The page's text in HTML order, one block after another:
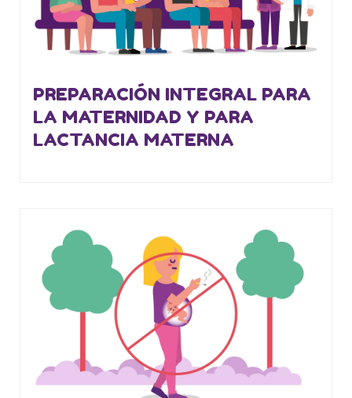
PREPARACIÓN INTEGRAL PARA
LA MATERNIDAD Y PARA
LACTANCIA MATERNA